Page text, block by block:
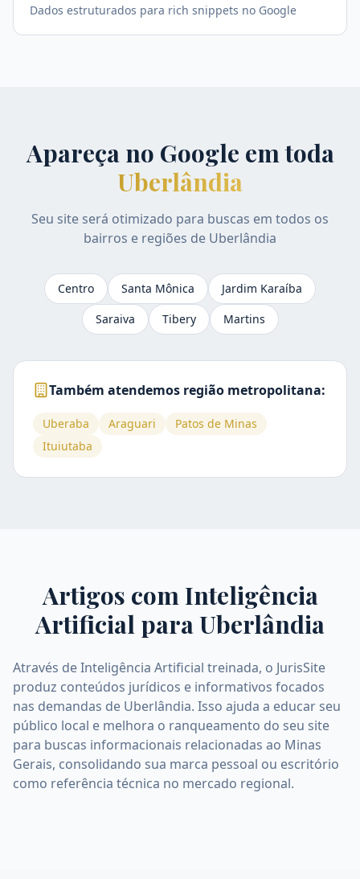
Dados estruturados para rich snippets no Google
Apareça no Google em toda
Uberlândia
Seu site será otimizado para buscas em todos os
bairros e regiões de Uberlândia
Centro Santa Mônica
Jardim Karaíba
Saraiva
Tibery Martins
Também atendemos região metropolitana:
Uberaba Araguari
Patos de Minas
Ituiutaba
Artigos com Inteligência
Artificial paraUberlândia
Através de Inteligência Artificial treinada, o JurisSite
produz conteúdos jurídicos e informativos focados
nas demandas de Uberlândia. Isso ajuda a educar seu
público local e melhora o ranqueamento do seu site
para buscas informacionais relacionadas ao Minas
Gerais, consolidando sua marca pessoal ou escritório
como referência técnica no mercado regional.